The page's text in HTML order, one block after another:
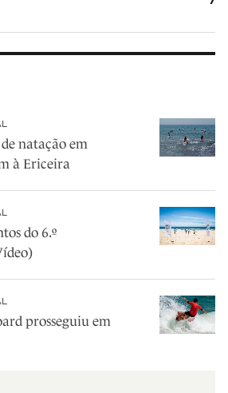
natação em
à Ericeira
do 6.º
prosseguiu em